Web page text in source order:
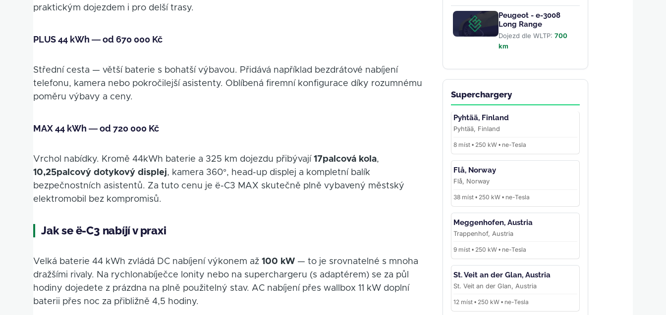
praktickým dojezdem i pro delší trasy.
PLUS 44 kWh — od 670 000 Kč
Střední cesta — větší baterie s bohatší výbavou. Přidává například bezdrátové nabíjení
telefonu, kamera nebo pokročilejší asistenty. Oblíbená firemní konfigurace díky rozumnému
poměru výbavy a ceny.
MAX 44 kWh — od 720 000 Kč
Vrchol nabídky. Kromě 44kWh baterie a 325 km dojezdu přibývají17palcová kola,
10,25palcový dotykový displej, kamera 360°, head-up displej a kompletní balík
bezpečnostních asistentů. Za tuto cenu je ë-C3 MAX skutečně plně vybavený městský
elektromobil bez kompromisů.
Jak se ë-C3 nabíjí v praxi
Velká baterie 44 kWh zvládá DC nabíjení výkonem až100 kW — to je srovnatelné s mnoha
dražšími rivaly. Na rychlonabíječce Ionity nebo na superchargeru (s adaptérem) se za půl
hodiny dojedete z prázdna na plně použitelný stav. AC nabíjení přes wallbox 11 kW doplní
baterii přes noc za přibližně 4,5 hodiny.
Peugeot - e-3008
Long Range
Dojezd dle WLTP: 700
km
Superchargery
Pyhtää, Finland
Pyhtää, Finland
8 míst • 250 kW • ne-Tesla
Flå, Norway
Flå, Norway
38 míst • 250 kW • ne-Tesla
Meggenhofen, Austria
Trappenhof, Austria
9 míst • 250 kW • ne-Tesla
St. Veit an der Glan, Austria
St. Veit an der Glan, Austria
12 míst • 250 kW • ne-Tesla